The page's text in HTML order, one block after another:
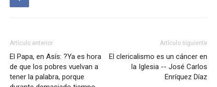
Artículo anterior
El Papa, en Asís: ?Ya es hora
de que los pobres vuelvan a
tener la palabra, porque
Artículo siguiente
El clericalismo es un cáncer en
la Iglesia -- José Carlos
Enríquez Díaz